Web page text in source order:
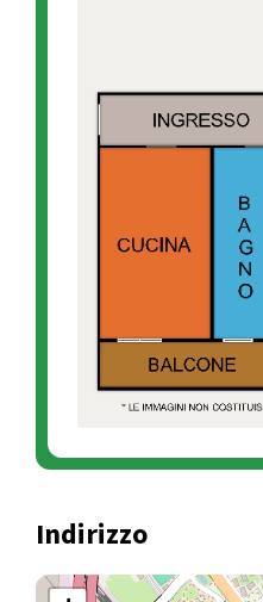
Indirizzo